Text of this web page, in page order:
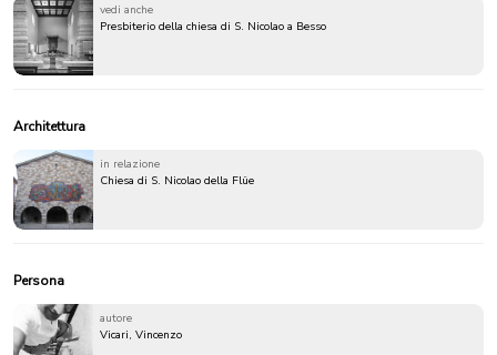
vedi anche
Presbiterio della chiesa di S. Nicolao a Besso
Architettura
in relazione
Chiesa di S. Nicolao della Flüe
Persona
autore
Vicari, Vincenzo